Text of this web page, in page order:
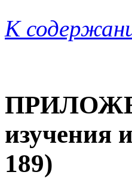
К
изучения
189)